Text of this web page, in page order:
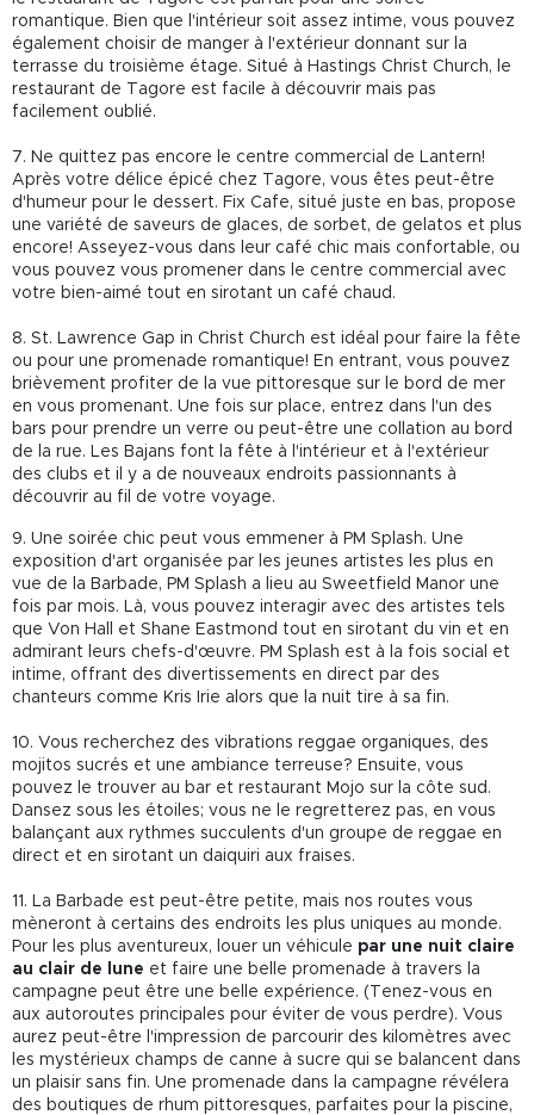
romantique. Bien que l'intérieur soit assez intime, vous pouvez
également choisir de manger à l'extérieur donnant sur la
terrasse du troisième étage. Situé à Hastings Christ Church, le
restaurant de Tagore est facile à découvrir mais pas
facilement oublié.
7. Ne quittez pas encore le centre commercial de Lantern!
Après votre délice épicé chez Tagore, vous êtes peut-être
d'humeur pour le dessert. Fix Cafe, situé juste en bas, propose
une variété de saveurs de glaces, de sorbet, de gelatos et plus
encore! Asseyez-vous dans leur café chic mais confortable, ou
vous pouvez vous promener dans le centre commercial avec
votre bien-aimé tout en sirotant un café chaud.
8. St. Lawrence Gap in Christ Church est idéal pour faire la fête
ou pour une promenade romantique! En entrant, vous pouvez
brièvement profiter de la vue pittoresque sur le bord de mer
en vous promenant. Une fois sur place, entrez dans l'un des
bars pour prendre un verre ou peut-être une collation au bord
de la rue. Les Bajans font la fête à l'intérieur et à l'extérieur
des clubs et il y a de nouveaux endroits passionnants à
découvrir au fil de votre voyage.
9. Une soirée chic peut vous emmener à PM Splash. Une
exposition d'art organisée par les jeunes artistes les plus en
vue de la Barbade, PM Splash a lieu au Sweetfield Manor une
fois par mois. Là, vous pouvez interagir avec des artistes tels
que Von Hall et Shane Eastmond tout en sirotant du vin et en
admirant leurs chefs-d'œuvre. PM Splash est à la fois social et
intime, offrant des divertissements en direct par des
chanteurs comme Kris Irie alors que la nuit tire à sa fin.
10. Vous recherchez des vibrations reggae organiques, des
mojitos sucrés et une ambiance terreuse? Ensuite, vous
pouvez le trouver au bar et restaurant Mojo sur la côte sud.
Dansez sous les étoiles; vous ne le regretterez pas, en vous
balançant aux rythmes succulents d'un groupe de reggae en
direct et en sirotant un daiquiri aux fraises.
11. La Barbade est peut-être petite, mais nos routes vous
mèneront à certains des endroits les plus uniques au monde.
Pour les plus aventureux, louer un véhicule par une nuit claire
au clair de lune et faire une belle promenade à travers la
campagne peut être une belle expérience. (Tenez-vous en
aux autoroutes principales pour éviter de vous perdre). Vous
aurez peut-être l'impression de parcourir des kilomètres avec
les mystérieux champs de canne à sucre qui se balancent dans
un plaisir sans fin. Une promenade dans la campagne révélera
des boutiques de rhum pittoresques, parfaites pour la piscine,